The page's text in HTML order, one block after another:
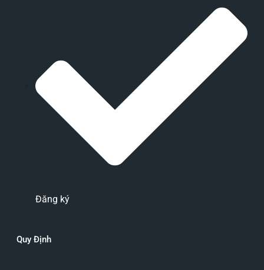
Đăng ký
Quy Định